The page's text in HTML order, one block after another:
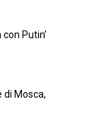
Putin’
di Mosca,